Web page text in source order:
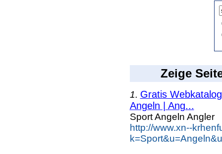
Zeige
1. Gratis
Angeln | Ang...
Sport Angeln Angler
http://www.xn--